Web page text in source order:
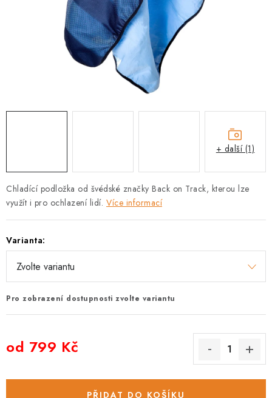
VÝMĚNA, VRÁCENÍ A REKLAMACE
Doprava a platba
Výměna, vrácení a reklamace
Obchodní podmínky
Hodnocení obchodu
FAQ
Chladící podložka od švédské značky Back on Track, kterou lze
využít i pro ochlazení lidí. Více informací
Varianta:
Pro zobrazení dostupnosti zvolte variantu
od 799 Kč
PŘIDAT DO KOŠÍKU
+ další (1)